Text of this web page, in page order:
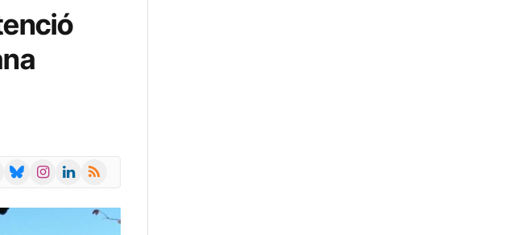
BlueskyInstagramLinkedIn
RSS